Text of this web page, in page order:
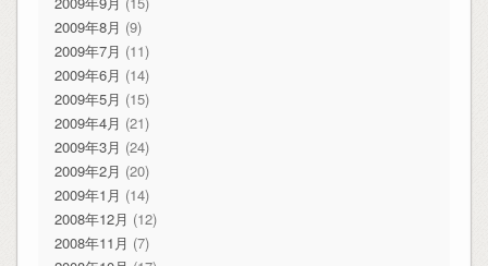
2009年8月 (9)
2009年7月 (11)
2009年6月 (14)
2009年5月 (15)
2009年4月 (21)
2009年3月 (24)
2009年2月 (20)
2009年1月 (14)
2008年12月 (12)
2008年11月 (7)